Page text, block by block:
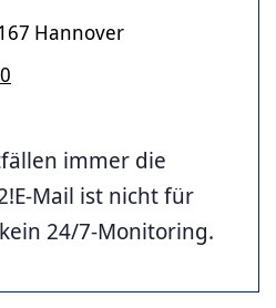
Hannover
immer die
Mail ist nicht für
24/7-Monitoring.